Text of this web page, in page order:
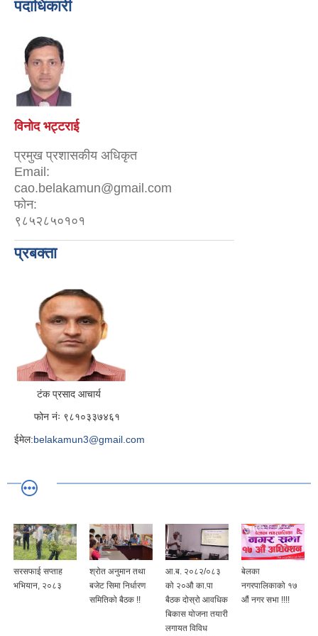
पदाधिकारी
विनोद भट्टराई
प्रमुख प्रशासकीय अधिकृत
Email:
cao.belakamun@gmail.com
फोन:
९८५२८५०१०१
प्रबक्ता
टंक प्रसाद आचार्य
फोन नंः ९८१०३३७४६१
ईमेल:belakamun3@gmail.com
सरसफाई सप्ताह
भभियान, २०८३
श्रोत अनुमान तथा
बजेट सिमा निर्धारण
समितिको बैठक !!
आ.ब. २०८२/०८३
को २०औ का.पा
बैठक दोस्रो आवधिक
बिकास योजना तयारी
लगायत विविध
बेलका
नगरपालिकाको १७
औं नगर सभा !!!!